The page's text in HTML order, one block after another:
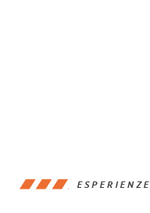
ESPERIENZE